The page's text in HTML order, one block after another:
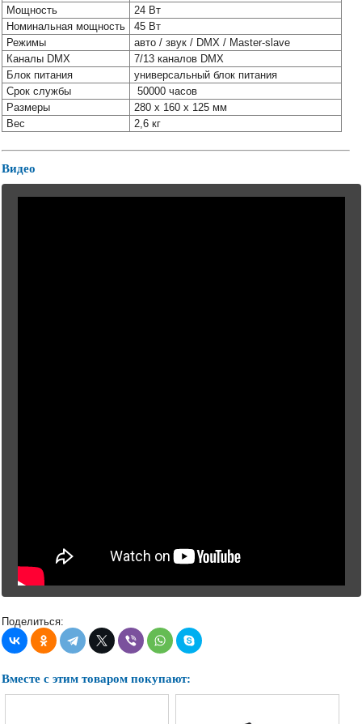
Мощность
24 Вт
Номинальная мощность
45 Вт
Режимы
авто / звук / DMX / Master-slave
Каналы DMX
7/13 каналов DMX
Блок питания
универсальный блок питания
Срок службы
50000 часов
Размеры
280 х 160 х 125 мм
Вес
2,6 кг
Видео
Поделиться:
Вместе с этим товаром покупают: